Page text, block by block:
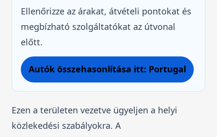
Ellenőrizze az árakat, átvételi pontokat és
megbízható szolgáltatókat az útvonal
előtt.
Autók összehasonlítása itt: Portugal
Ezen a területen vezetve ügyeljen a helyi
közlekedési szabályokra. A